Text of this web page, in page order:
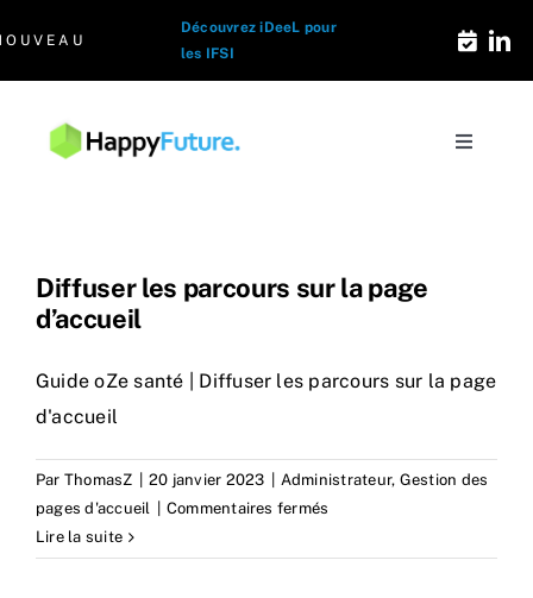
au
contenu
Découvrez iDeeL pour
les IFSI
Toggle
Les Signatures
Contact
Diffuser les parcours sur la page
d’accueil
Guide oZe santé | Diffuser les parcours sur la page
d'accueil
Par ThomasZ 20 janvier 2023 Administrateur, Gestion des
pages d'accueil
Commentaires fermés
les
Lire la suite